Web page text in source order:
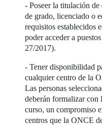
- Poseer la titulación
de grado, licenciado o
requisitos establecidos
poder acceder a
27/2017).
- Tener disponibilidad
cualquier centro de la
Las personas
deberán formalizar
curso, un compromiso
centros que la ONCE